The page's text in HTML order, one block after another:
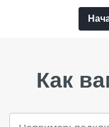
Как